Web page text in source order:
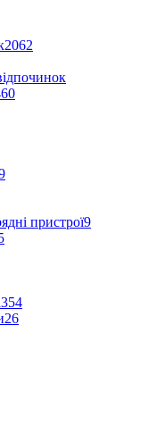
2062
пристрої9
354
26